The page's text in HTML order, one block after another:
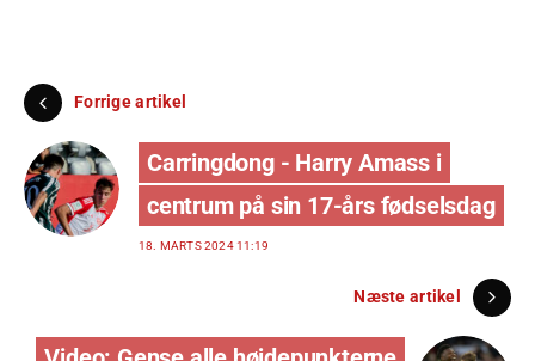
Forrige artikel
Carringdong - Harry Amass i
centrum på sin 17-års fødselsdag
18. MARTS 2024 11:19
Næste artikel